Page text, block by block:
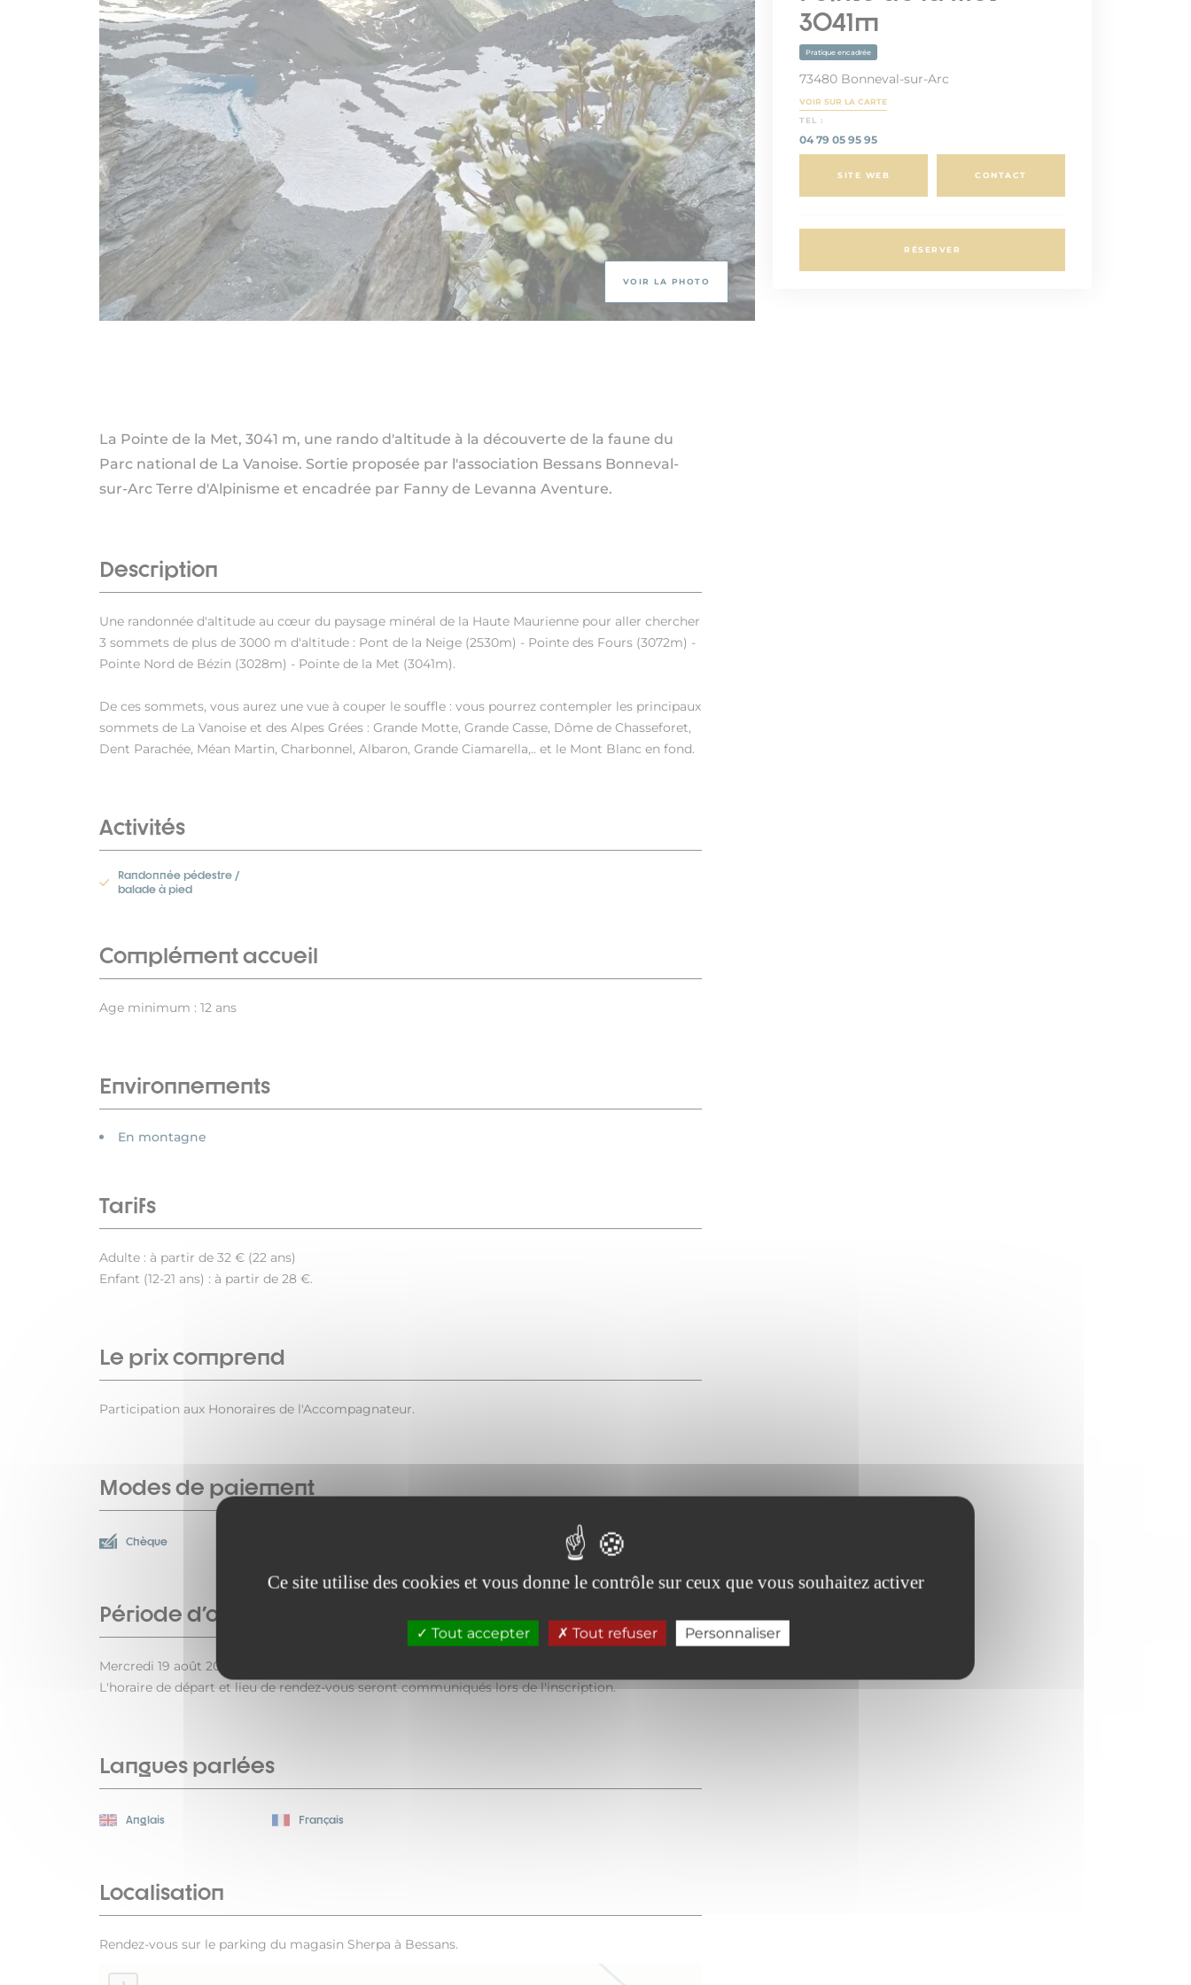
Ce site utilise des cookies et vous donne le contrôle sur ceux que vous souhaitez activer
Tout accepter Tout refuser Personnaliser
VOIR LA PHOTO
La Pointe de la Met, 3041 m, une rando d'altitude à la découverte de la faune du
Parc national de La Vanoise. Sortie proposée par l'association Bessans Bonneval-
sur-Arc Terre d'Alpinisme et encadrée par Fanny de Levanna Aventure.
Description
Une randonnée d'altitude au cœur du paysage minéral de la Haute Maurienne pour aller chercher
3 sommets de plus de 3000 m d'altitude : Pont de la Neige (2530m) - Pointe des Fours (3072m) -
Pointe Nord de Bézin (3028m) - Pointe de la Met (3041m).
De ces sommets, vous aurez une vue à couper le souffle : vous pourrez contempler les principaux
sommets de La Vanoise et des Alpes Grées : Grande Motte, Grande Casse, Dôme de Chasseforet,
Dent Parachée, Méan Martin, Charbonnel, Albaron, Grande Ciamarella,.. et le Mont Blanc en fond.
Activités
Randonnée pédestre /
balade à pied
Complément accueil
Age minimum : 12 ans
Environnements
En montagne
Tarifs
Adulte : à partir de 32 € (22 ans)
Enfant (12-21 ans) : à partir de 28 €.
Le prix comprend
Participation aux Honoraires de l'Accompagnateur.
Modes de paiement
Chèque Paiement en ligne
Période d'ouverture
Mercredi 19 août 2026 à partir de 7h.
L'horaire de départ et lieu de rendez-vous seront communiqués lors de l'inscription.
Langues parlées
Anglais Français
Localisation
Rendez-vous sur le parking du magasin Sherpa à Bessans.
3041m
Pratique encadrée
73480 Bonneval-sur-Arc
VOIR SUR LA CARTE
TEL :
04 79 05 95 95
SITE WEB CONTACT
RÉSERVER